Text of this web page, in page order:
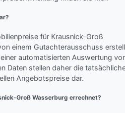
für Krausnick-Groß
einem Gutachterausschuss
automatisierten Auswertung
Daten stellen daher die
Angebotspreise dar.
Groß Wasserburg errechnet?